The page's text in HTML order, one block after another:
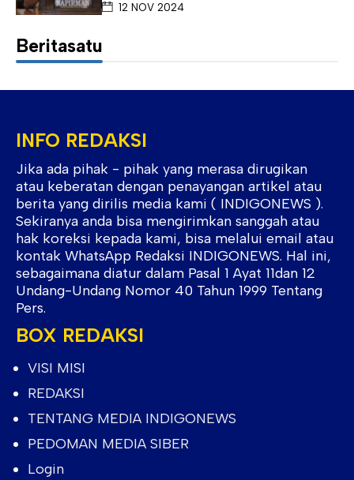
12 NOV 2024
Beritasatu
INFO REDAKSI
Jika ada pihak - pihak yang merasa dirugikan
atau keberatan dengan penayangan artikel atau
berita yang dirilis media kami ( INDIGONEWS ).
Sekiranya anda bisa mengirimkan sanggah atau
hak koreksi kepada kami, bisa melalui email atau
kontak WhatsApp Redaksi INDIGONEWS. Hal ini,
sebagaimana diatur dalam Pasal 1 Ayat 11dan 12
Undang-Undang Nomor 40 Tahun 1999 Tentang
Pers.
BOX REDAKSI
VISI MISI
REDAKSI
TENTANG MEDIA INDIGONEWS
PEDOMAN MEDIA SIBER
Login